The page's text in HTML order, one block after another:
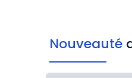
Nouveauté